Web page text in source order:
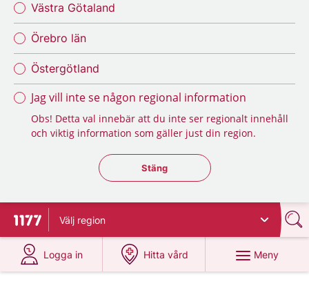
Västra Götaland
Örebro län
Östergötland
Jag vill inte se någon regional information
Obs! Detta val innebär att du inte ser regionalt innehåll
och viktig information som gäller just din region.
Stäng regionsväljaren
Stäng
Till startsidan för 1177
Välj region
Logga in
på 1177.se
Hitta vård
på 1177.se
Meny